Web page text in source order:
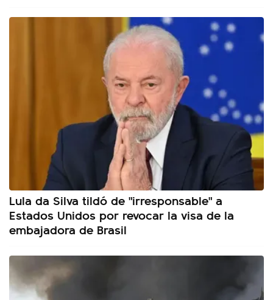
Lula da Silva tildó de "irresponsable" a
Estados Unidos por revocar la visa de la
embajadora de Brasil